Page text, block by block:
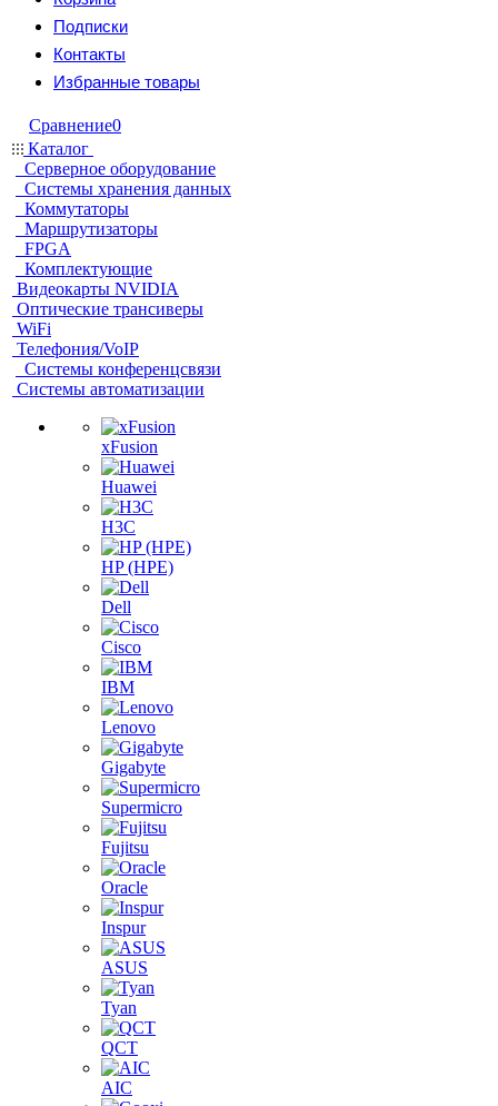
Подписки
Контакты
Избранные товары
Сравнение0
Каталог
Серверное оборудование
Системы хранения данных
Коммутаторы
Маршрутизаторы
FPGA
Комплектующие
Видеокарты NVIDIA
Оптические трансиверы
WiFi
Телефония/VoIP
Системы конференцсвязи
Системы автоматизации
xFusion
Huawei
H3C
HP (HPE)
Dell
Cisco
IBM
Lenovo
Gigabyte
Supermicro
Fujitsu
Oracle
Inspur
ASUS
Tyan
QCT
AIC